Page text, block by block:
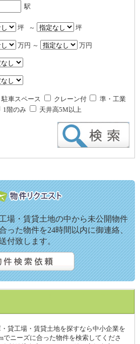
駅
坪 ～ 坪
万円 ～ 万円
駐車スペース クレーン付
準・工業
1階のみ 天井高5M以上
場・賃貸土地の中から未公開物件
った物件を24時間以内に御連絡、
付致します。
貸工場・賃貸土地を探すなら中小企業を
でニーズに合った物件を検索してくださ